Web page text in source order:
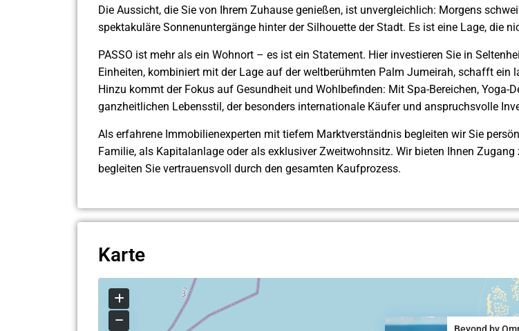
Die Aussicht, die Sie von Ihrem Zuhause genießen, ist unvergleichlich: Morgens
spektakuläre Sonnenuntergänge hinter der Silhouette der Stadt. Es ist eine Lage, die
PASSO ist mehr als ein Wohnort – es ist ein Statement. Hier investieren Sie in
Einheiten, kombiniert mit der Lage auf der weltberühmten Palm Jumeirah, schafft
Hinzu kommt der Fokus auf Gesundheit und Wohlbefinden: Mit Spa-Bereichen, Yoga-
ganzheitlichen Lebensstil, der besonders internationale Käufer und anspruchsvolle
Als erfahrene Immobilienexperten mit tiefem Marktverständnis begleiten wir Sie
Familie, als Kapitalanlage oder als exklusiver Zweitwohnsitz. Wir bieten Ihnen
begleiten Sie vertrauensvoll durch den gesamten Kaufprozess.
Karte